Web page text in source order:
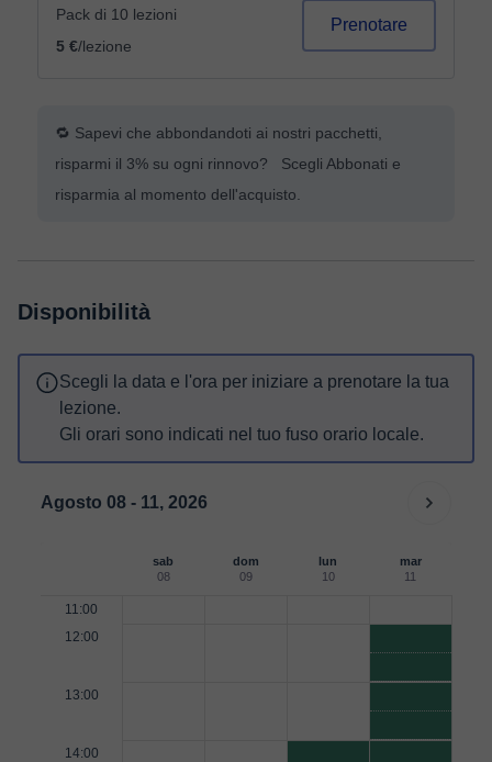
Pack di 10 lezioni
5 €/lezione
Prenotare
🔁 Sapevi che abbondandoti ai nostri pacchetti,
risparmi il 3% su ogni rinnovo? Scegli Abbonati e
risparmia al momento dell'acquisto.
Disponibilità
Scegli la data e l'ora per iniziare a prenotare la tua
lezione.
Gli orari sono indicati nel tuo fuso orario locale.
Agosto 08 - 11, 2026
sab
08
dom
09
lun
10
mar
11
11:00
12:00
13:00
14:00